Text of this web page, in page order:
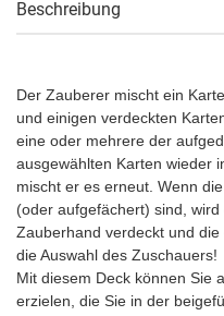
Beschreibung
Der Zauberer mischt ein
und einigen verdeckten
eine oder mehrere der
ausgewählten Karten wieder
mischt er es erneut. Wenn
(oder aufgefächert) sind,
Zauberhand verdeckt und
die Auswahl des Zuschauers!
Mit diesem Deck können Sie
erzielen, die Sie in der